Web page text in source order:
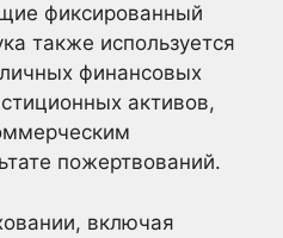
фиксированный
также используется
финансовых
активов,
пожертвований.
включая